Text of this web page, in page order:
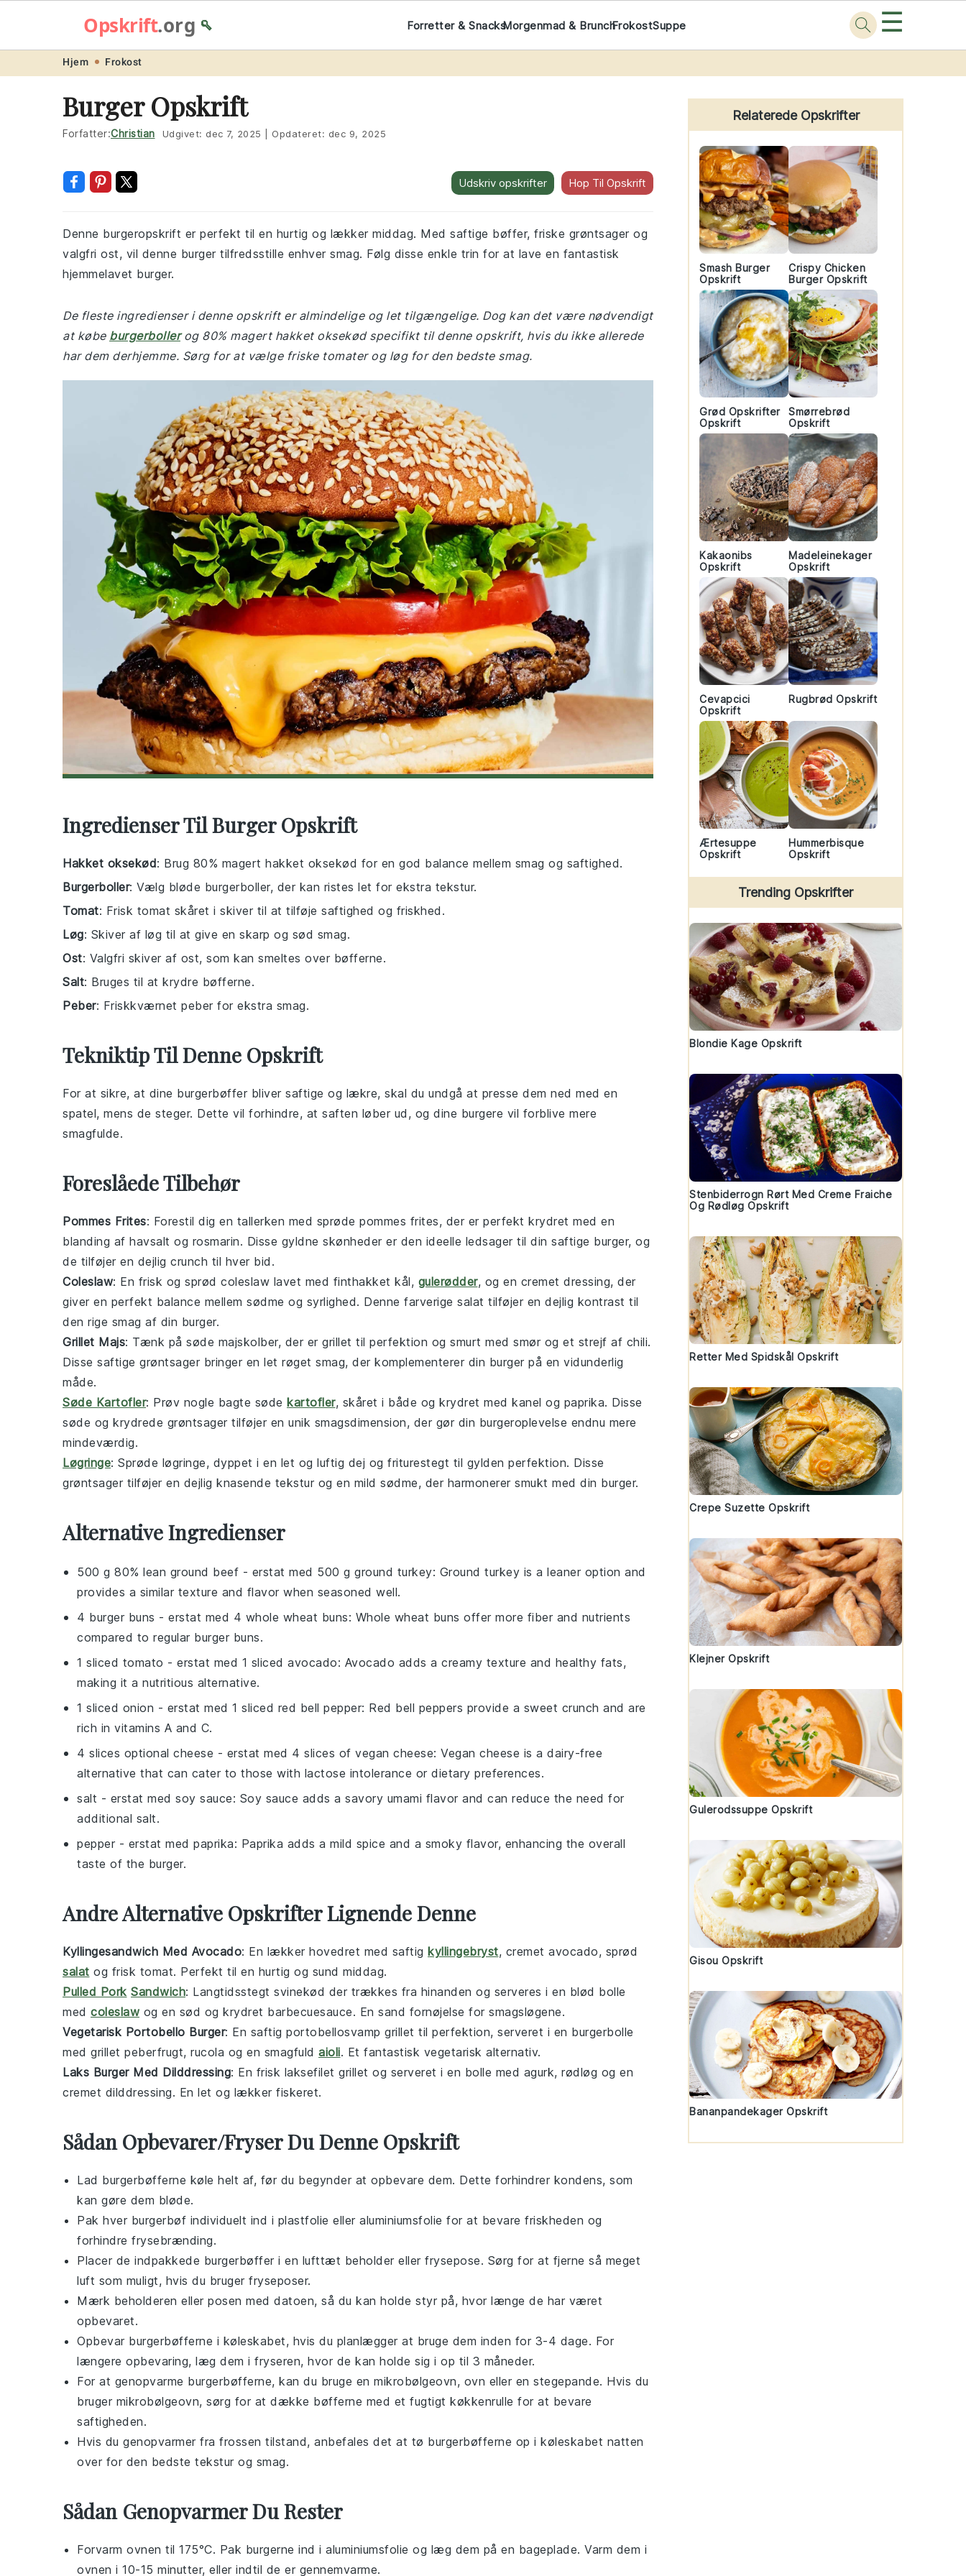
navigation
content
Opskrift.org🥄 Forretter & SnacksMorgenmad & BrunchFrokostSuppe ☰
Hjem Frokost
Burger Opskrift
Forfatter:Christian Udgivet: dec 7, 2025 Opdateret: dec 9, 2025
Udskriv opskrifter Hop Til Opskrift
Denne burgeropskrift er perfekt til en hurtig og lækker middag. Med saftige bøffer, friske grøntsager og
valgfri ost, vil denne burger tilfredsstille enhver smag. Følg disse enkle trin for at lave en fantastisk
hjemmelavet burger.
De fleste ingredienser i denne opskrift er almindelige og let tilgængelige. Dog kan det være nødvendigt
at købe burgerbollerog 80% magert hakket oksekød specifikt til denne opskrift, hvis du ikke allerede
har dem derhjemme. Sørg for at vælge friske tomater og løg for den bedste smag.
Ingredienser Til Burger Opskrift
Hakket oksekød: Brug 80% magert hakket oksekød for en god balance mellem smag og saftighed.
Burgerboller: Vælg bløde burgerboller, der kan ristes let for ekstra tekstur.
Tomat: Frisk tomat skåret i skiver til at tilføje saftighed og friskhed.
Løg: Skiver af løg til at give en skarp og sød smag.
Ost: Valgfri skiver af ost, som kan smeltes over bøfferne.
Salt: Bruges til at krydre bøfferne.
Peber: Friskkværnet peber for ekstra smag.
Tekniktip Til Denne Opskrift
For at sikre, at dine burgerbøffer bliver saftige og lækre, skal du undgå at presse dem ned med en
spatel, mens de steger. Dette vil forhindre, at saften løber ud, og dine burgere vil forblive mere
smagfulde.
Foreslåede Tilbehør
Pommes Frites: Forestil dig en tallerken med sprøde pommes frites, der er perfekt krydret med en
blanding af havsalt og rosmarin. Disse gyldne skønheder er den ideelle ledsager til din saftige burger, og
de tilføjer en dejlig crunch til hver bid.
Coleslaw: En frisk og sprød coleslaw lavet med finthakket kål, gulerødder, og en cremet dressing, der
giver en perfekt balance mellem sødme og syrlighed. Denne farverige salat tilføjer en dejlig kontrast til
den rige smag af din burger.
Grillet Majs: Tænk på søde majskolber, der er grillet til perfektion og smurt med smør og et strejf af chili.
Disse saftige grøntsager bringer en let røget smag, der komplementerer din burger på en vidunderlig
måde.
Søde Kartofler: Prøv nogle bagte søde kartofler, skåret i både og krydret med kanel og paprika. Disse
søde og krydrede grøntsager tilføjer en unik smagsdimension, der gør din burgeroplevelse endnu mere
mindeværdig.
Løgringe: Sprøde løgringe, dyppet i en let og luftig dej og friturestegt til gylden perfektion. Disse
grøntsager tilføjer en dejlig knasende tekstur og en mild sødme, der harmonerer smukt med din burger.
Alternative Ingredienser
500 g 80% lean ground beef - erstat med 500 g ground turkey: Ground turkey is a leaner option and
provides a similar texture and flavor when seasoned well.
4 burger buns - erstat med 4 whole wheat buns: Whole wheat buns offer more fiber and nutrients
compared to regular burger buns.
1 sliced tomato - erstat med 1 sliced avocado: Avocado adds a creamy texture and healthy fats,
making it a nutritious alternative.
1 sliced onion - erstat med 1 sliced red bell pepper: Red bell peppers provide a sweet crunch and are
rich in vitamins A and C.
4 slices optional cheese - erstat med 4 slices of vegan cheese: Vegan cheese is a dairy-free
alternative that can cater to those with lactose intolerance or dietary preferences.
salt - erstat med soy sauce: Soy sauce adds a savory umami flavor and can reduce the need for
additional salt.
pepper - erstat med paprika: Paprika adds a mild spice and a smoky flavor, enhancing the overall
taste of the burger.
Andre Alternative Opskrifter Lignende Denne
Kyllingesandwich Med Avocado: En lækker hovedret med saftig kyllingebryst, cremet avocado, sprød
salat og frisk tomat. Perfekt til en hurtig og sund middag.
Pulled Pork Sandwich: Langtidsstegt svinekød der trækkes fra hinanden og serveres i en blød bolle
med coleslaw og en sød og krydret barbecuesauce. En sand fornøjelse for smagsløgene.
Vegetarisk Portobello Burger: En saftig portobellosvamp grillet til perfektion, serveret i en burgerbolle
med grillet peberfrugt, rucola og en smagfuld aioli. Et fantastisk vegetarisk alternativ.
Laks Burger Med Dilddressing: En frisk laksefilet grillet og serveret i en bolle med agurk, rødløg og en
cremet dilddressing. En let og lækker fiskeret.
Sådan Opbevarer/Fryser Du Denne Opskrift
Lad burgerbøfferne køle helt af, før du begynder at opbevare dem. Dette forhindrer kondens, som
kan gøre dem bløde.
Pak hver burgerbøf individuelt ind i plastfolie eller aluminiumsfolie for at bevare friskheden og
forhindre frysebrænding.
Placer de indpakkede burgerbøffer i en lufttæt beholder eller frysepose. Sørg for at fjerne så meget
luft som muligt, hvis du bruger fryseposer.
Mærk beholderen eller posen med datoen, så du kan holde styr på, hvor længe de har været
opbevaret.
Opbevar burgerbøfferne i køleskabet, hvis du planlægger at bruge dem inden for 3-4 dage. For
længere opbevaring, læg dem i fryseren, hvor de kan holde sig i op til 3 måneder.
For at genopvarme burgerbøfferne, kan du bruge en mikrobølgeovn, ovn eller en stegepande. Hvis du
bruger mikrobølgeovn, sørg for at dække bøfferne med et fugtigt køkkenrulle for at bevare
saftigheden.
Hvis du genopvarmer fra frossen tilstand, anbefales det at tø burgerbøfferne op i køleskabet natten
over for den bedste tekstur og smag.
Sådan Genopvarmer Du Rester
Forvarm ovnen til 175°C. Pak burgerne ind i aluminiumsfolie og læg dem på en bageplade. Varm dem i
ovnen i 10-15 minutter, eller indtil de er gennemvarme.
Primary
Sidebar
Relaterede Opskrifter
Smash Burger
Opskrift
Crispy Chicken
Burger Opskrift
Grød Opskrifter
Opskrift
Smørrebrød
Opskrift
Kakaonibs
Opskrift
Madeleinekager
Opskrift
Cevapcici
Opskrift
Rugbrød Opskrift
Ærtesuppe
Opskrift
Hummerbisque
Opskrift
Trending Opskrifter
Blondie Kage Opskrift
Stenbiderrogn Rørt Med Creme Fraiche
Og Rødløg Opskrift
Retter Med Spidskål Opskrift
Crepe Suzette Opskrift
Klejner Opskrift
Gulerodssuppe Opskrift
Gisou Opskrift
Bananpandekager Opskrift